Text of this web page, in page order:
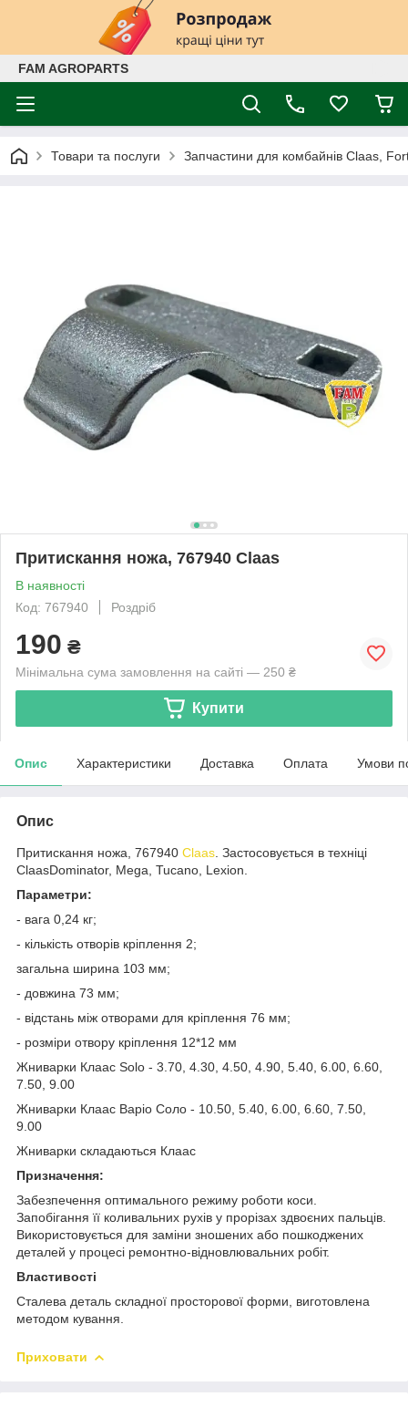
FAM AGROPARTS
Товари та послуги Запчастини для комбайнів Claas,
Притискання ножа, 767940 Claas
В наявності
Код: 767940
Роздріб
190 ₴
Мінімальна сума замовлення на сайті — 250 ₴
Купити
Опис Характеристики Доставка Оплата Умови
Опис
Притискання ножа, 767940 Claas . Застосовується в техніці
ClaasDominator, Mega, Tucano, Lexion.
Параметри:
- вага 0,24 кг;
- кількість отворів кріплення 2;
загальна ширина 103 мм;
- довжина 73 мм;
- відстань між отворами для кріплення 76 мм;
- розміри отвору кріплення 12*12 мм
Жниварки Клаас Solo - 3.70, 4.30, 4.50, 4.90, 5.40, 6.00, 6.60,
7.50, 9.00
Жниварки Клаас Варіо Соло - 10.50, 5.40, 6.00, 6.60, 7.50,
9.00
Жниварки складаються Клаас
Призначення:
Забезпечення оптимального режиму роботи коси.
Запобігання її коливальних рухів у прорізах здвоєних пальців.
Використовується для заміни зношених або пошкоджених
деталей у процесі ремонтно-відновлювальних робіт.
Властивості
Сталева деталь складної просторової форми, виготовлена
методом кування.
Приховати